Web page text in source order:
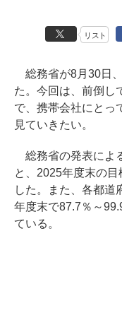
リスト
総務省が8月30日
た。今回は、前倒し
で、携帯会社にとっ
見ていきたい。
総務省の発表によ
と、2025年度末の
した。また、各都道
年度末で87.7％～
ている。